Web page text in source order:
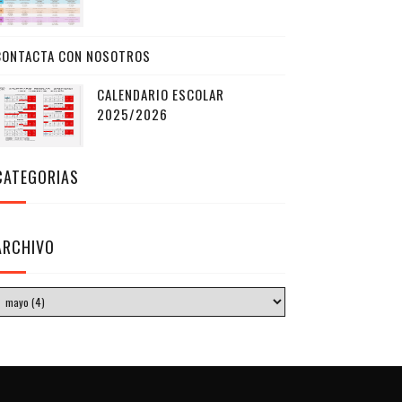
CON NOSOTROS
CALENDARIO ESCOLAR
2025/2026